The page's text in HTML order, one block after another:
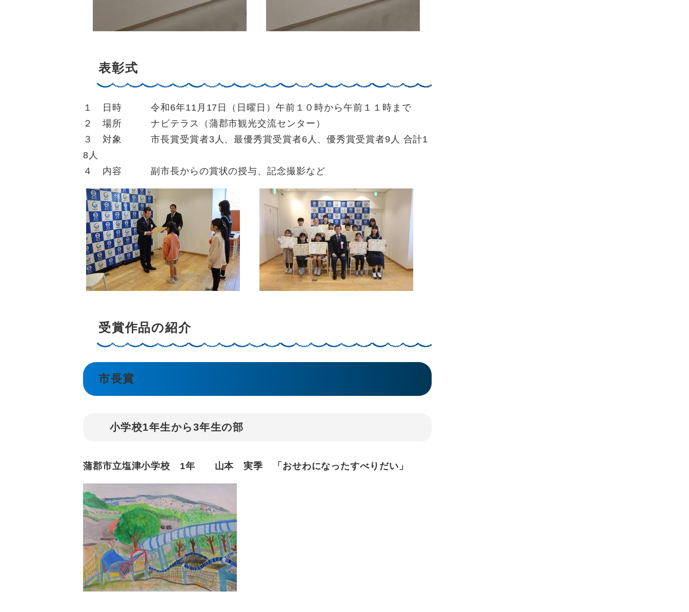
表彰式
１ 日時 令和6年11月17日（日曜日）午前１０時から午前１１時まで
２ 場所 ナビテラス（蒲郡市観光交流センター）
３ 対象 市長賞受賞者3人、最優秀賞受賞者6人、優秀賞受賞者9人 合計1
8人
４ 内容 副市長からの賞状の授与、記念撮影など
受賞作品の紹介
市長賞
小学校1年生から3年生の部
蒲郡市立塩津小学校 1年 山本 実季 「おせわになったすべりだい」